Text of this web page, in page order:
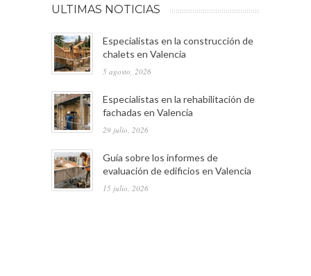
ULTIMAS NOTICIAS
Especialistas en la construcción de
chalets en Valencia
5 agosto, 2026
Especialistas en la rehabilitación de
fachadas en Valencia
29 julio, 2026
Guía sobre los informes de
evaluación de edificios en Valencia
15 julio, 2026